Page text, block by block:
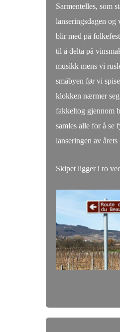
Sarmentelles, som
lanseringsdagen og
blir med på
til å delta på
musikk mens vi
småbyen før vi
klokken nærmer
fakkeltog gjennom
samles alle for å se
lanseringen av
Skipet ligger i ro